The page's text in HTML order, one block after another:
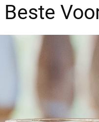
Beste